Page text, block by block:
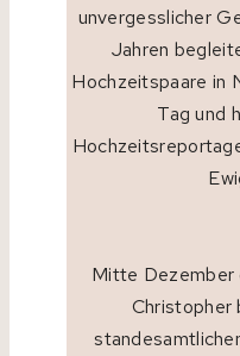
unvergesslicher
Jahren
Hochzeitspaare in
Tag und
Mitte Dezember
Christopher